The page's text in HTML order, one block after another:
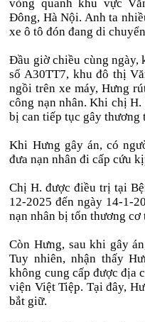
vòng quanh khu vực
Đông, Hà Nội. Anh ta
xe ô tô đón đang di
Đầu giờ chiều cùng ngày,
số A30TT7, khu đô thị
ngồi trên xe máy, Hưng
công nạn nhân. Khi chị
bị can tiếp tục gây thương
Khi Hưng gây án, có
đưa nạn nhân đi cấp cứu
Chị H. được điều trị tại
12-2025 đến ngày 14-1-
nạn nhân bị tổn thương cơ
Còn Hưng, sau khi gây
Tuy nhiên, nhận thấy
không cung cấp được địa
viện Việt Tiệp. Tại đây,
bắt giữ.